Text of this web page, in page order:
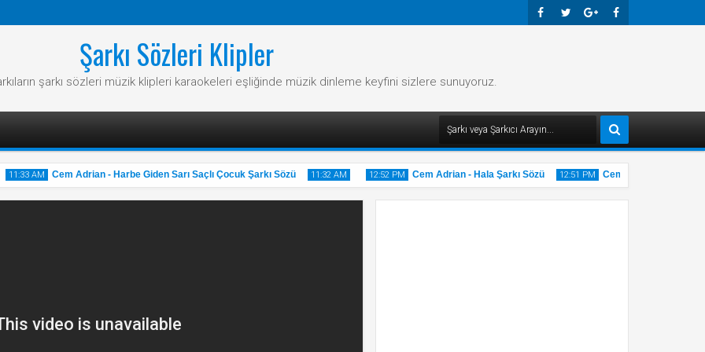
Şarkı Sözleri Klipler
şarkı sözleri müzik klipleri karaokeleri eşliğinde müzik dinleme keyfini sizlere sunuyoruz.
11:33 AM Cem Adrian - Harbe Giden Sarı Saçlı Çocuk Şarkı Sözü 11:32 AM 12:52 PM Cem Adrian - Hala Şarkı Sözü 12:51 PM Cem Adrian - Gri Şarkı